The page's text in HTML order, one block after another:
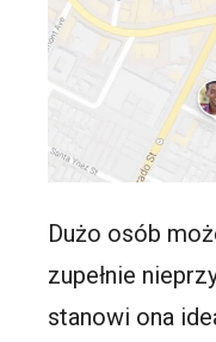
Dużo osób
zupełnie
stanowi ona